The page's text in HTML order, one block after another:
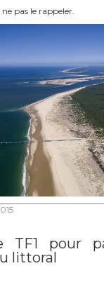
pas le rappeler.
TF1 pour
littoral